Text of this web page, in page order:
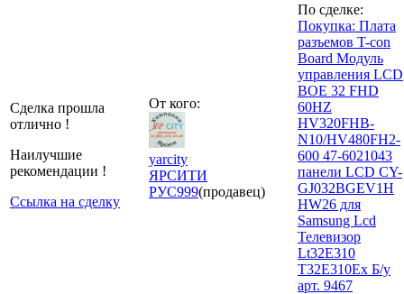
Сделка прошла
отлично !
Наилучшие
рекомендации !
Ссылка на сделку
От кого:
yarcity
ЯРСИТИ
РУС999(продавец)
По сделке:
Покупка: Плата
разъемов T-con
Board Модуль
управления LCD
BOE 32 FHD
60HZ
HV320FHB-
N10/HV480FH2-
600 47-6021043
панели LCD CY-
GJ032BGEV1H
HW26 для
Samsung Lcd
Телевизор
Lt32E310
T32E310Ex Б/у
арт. 9467